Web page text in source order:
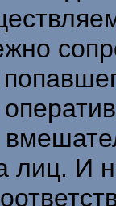
лиц. И